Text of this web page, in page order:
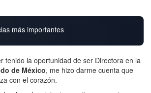
más importantes
tenido la oportunidad de ser Directora en la
de México, me hizo darme cuenta que
con el corazón.